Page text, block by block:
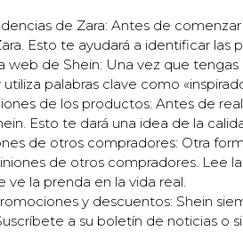
de Zara: Antes de
Esto te ayudará a identificar las
web de Shein: Una vez que
palabras clave como
de los productos: Antes de
Esto te dará una idea de la
de otros compradores: Otra
de otros compradores. Lee
ve la prenda en la vida real.
y descuentos: Shein
a su boletín de noticias o